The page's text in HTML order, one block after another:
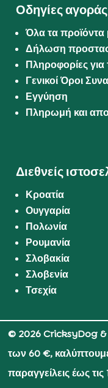
Οδηγίες αγοράς
Όλα τα προϊόντα
Δήλωση
Πληροφορίες
Γενικοί Όροι
Εγγύηση
Πληρωμή και
Διεθνείς
Κροατία
Ουγγαρία
Πολωνία
Ρουμανία
Σλοβακία
Σλοβενία
Τσεχία
© 2026 CricksyDog
των 60 €,
παραγγείλεις έως